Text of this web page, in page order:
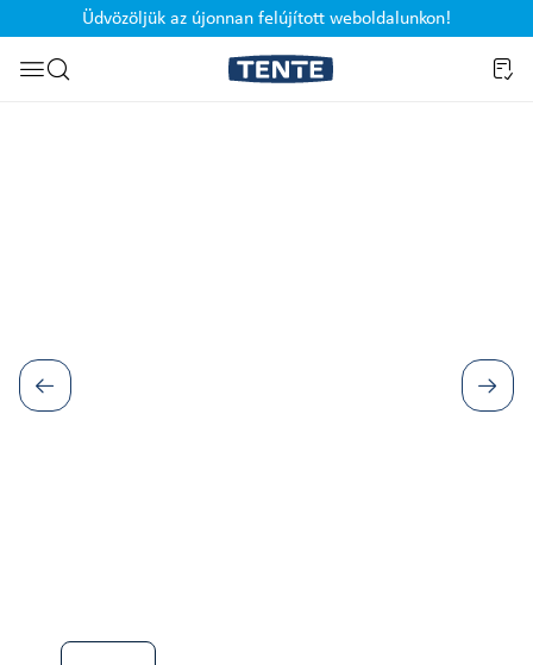
Ugrás a kereséshez
Üdvözöljük az újonnan felújított weboldalunkon!